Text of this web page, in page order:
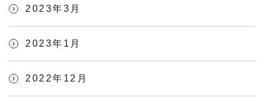
2023年3月
2023年1月
2022年12月